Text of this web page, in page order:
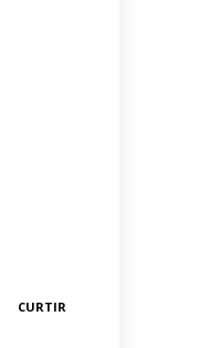
CURTIR